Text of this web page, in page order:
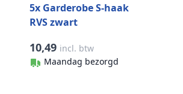
5x Garderobe S-haak
RVS zwart
10,49 incl. btw
Maandag bezorgd